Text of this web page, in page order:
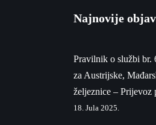
Najnovije
Pravilnik o službi br.
za Austrijske,
željeznice – Prijevoz
18. Jula 2025.